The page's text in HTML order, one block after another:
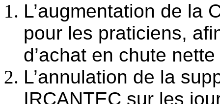
L’augmentation de la
pour les praticiens,
d’achat en chute
L’annulation de la
IRCANTEC sur les